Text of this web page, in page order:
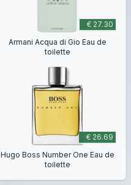
€ 27.30
Armani Acqua di Gio Eau de
toilette
€ 26.69
Hugo Boss Number One Eau de
toilette